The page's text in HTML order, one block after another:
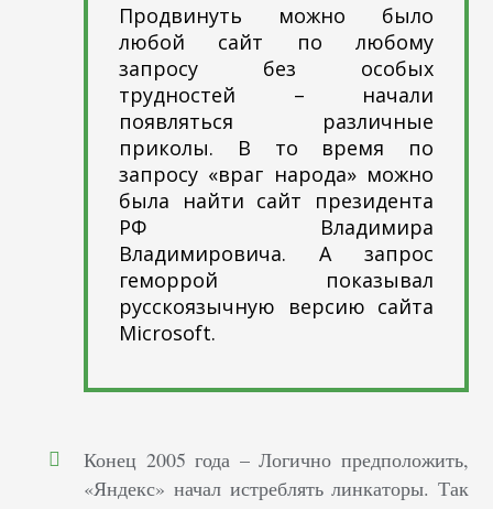
Продвинуть можно было
любой сайт по любому
запросу без особых
трудностей – начали
появляться различные
приколы. В то время по
запросу «враг народа» можно
была найти сайт президента
РФ Владимира
Владимировича. А запрос
геморрой показывал
русскоязычную версию сайта
Microsoft.
Конец 2005 года – Логично предположить,
«Яндекс» начал истреблять линкаторы. Так